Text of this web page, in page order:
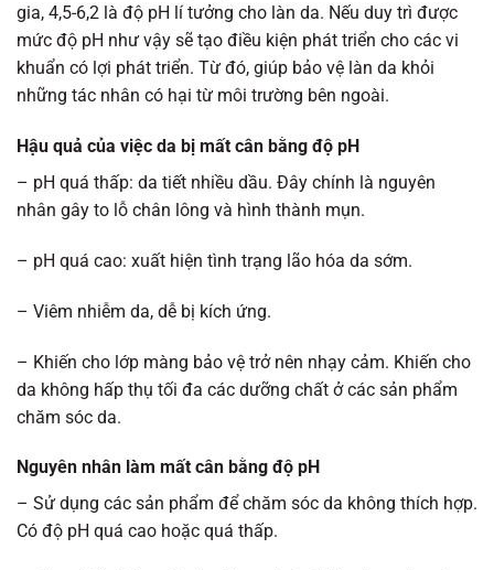
gia, 4,5-6,2 là độ pH lí tưởng cho làn da. Nếu duy trì được
mức độ pH như vậy sẽ tạo điều kiện phát triển cho các vi
khuẩn có lợi phát triển. Từ đó, giúp bảo vệ làn da khỏi
những tác nhân có hại từ môi trường bên ngoài.
Hậu quả của việc da bị mất cân bằng độ pH
– pH quá thấp: da tiết nhiều dầu. Đây chính là nguyên
nhân gây to lỗ chân lông và hình thành mụn.
– pH quá cao: xuất hiện tình trạng lão hóa da sớm.
– Viêm nhiễm da, dễ bị kích ứng.
– Khiến cho lớp màng bảo vệ trở nên nhạy cảm. Khiến cho
da không hấp thụ tối đa các dưỡng chất ở các sản phẩm
chăm sóc da.
Nguyên nhân làm mất cân bằng độ pH
– Sử dụng các sản phẩm để chăm sóc da không thích hợp.
Có độ pH quá cao hoặc quá thấp.